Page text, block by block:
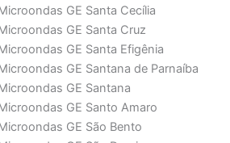
GE Santa Cecília
GE Santa Cruz
GE Santa Efigênia
GE Santana de Parnaíba
GE Santana
GE Santo Amaro
GE São Bento